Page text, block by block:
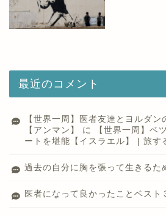
最近のコメント
【世界一周】医者友達とヨルダ
【アンマン】
に
【世界一周】ベ
ートを堪能【イスラエル】 | 旅す
過去の自分に胸を張って生きるた
医者になって良かったことベスト